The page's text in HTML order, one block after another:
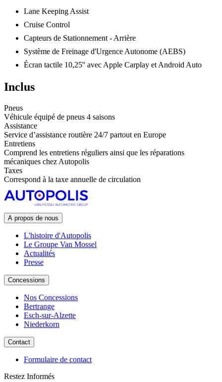
Lane Keeping Assist
Cruise Control
Capteurs de Stationnement - Arrière
Système de Freinage d'Urgence Autonome (AEBS)
Écran tactile 10,25'' avec Apple Carplay et Android Auto
Inclus
Pneus
Véhicule équipé de pneus 4 saisons
Assistance
Service d’assistance routière 24/7 partout en Europe
Entretiens
Comprend les entretiens réguliers ainsi que les réparations
mécaniques chez Autopolis
Taxes
Correspond à la taxe annuelle de circulation
A propos de nous
L'histoire d'Autopolis
Le Groupe Van Mossel
Actualités
Presse
Concessions
Nos Concessions
Bertrange
Esch-sur-Alzette
Niederkorn
Contact
Formulaire de contact
Restez Informés